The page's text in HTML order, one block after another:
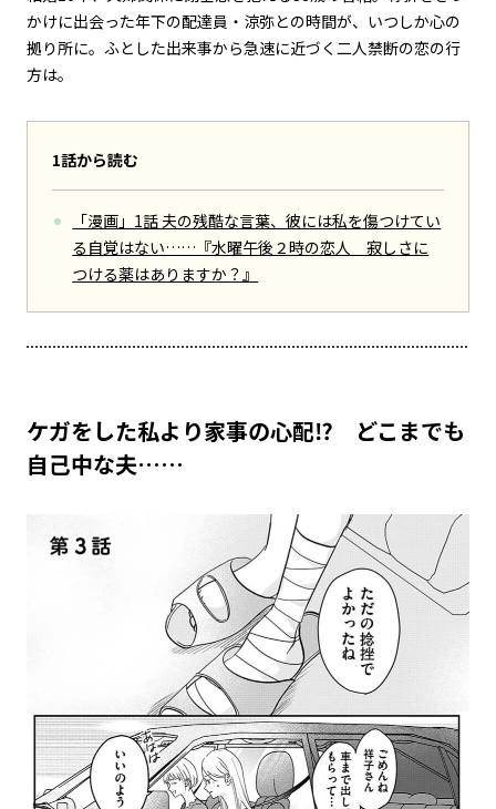
かけに出会った年下の配達員・涼弥との時間が、いつしか心の
拠り所に。ふとした出来事から急速に近づく二人――禁断の恋の行
方は。
1話から読む
「漫画」1話 夫の残酷な言葉、彼には私を傷つけてい
る自覚はない……『水曜午後２時の恋人 寂しさに
つける薬はありますか？』
ケガをした私より家事の心配⁉ どこまでも
自己中な夫……